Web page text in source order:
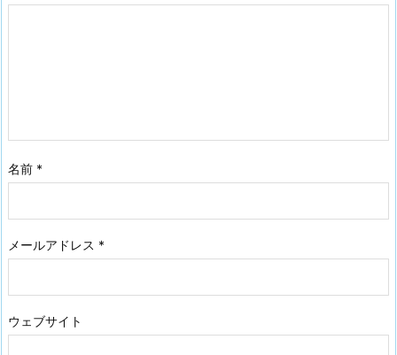
名前 *
メールアドレス *
ウェブサイト